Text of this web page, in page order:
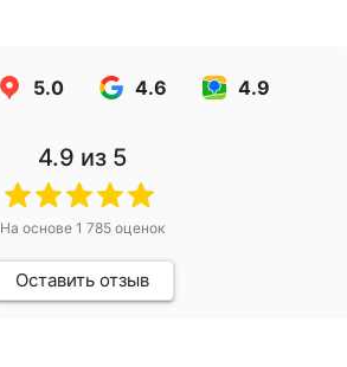
5.0 4.6 4.9
4.9 из 5
На основе 1 785оценок
Оставить отзыв